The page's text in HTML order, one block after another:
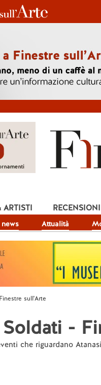
Attualità
ARTISTI
sull'Arte
-
che riguardano